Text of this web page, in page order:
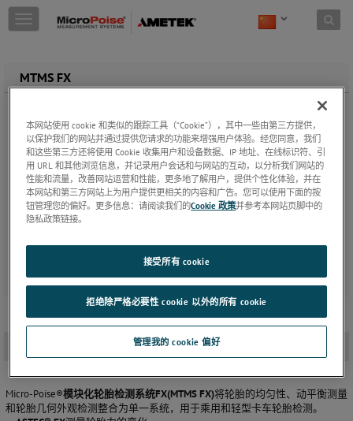
Skip to content
T
o
l
a
v
g
a
t
n
MTMS FX
Micro-Poise®模块化轮胎检测系统FX(MTMS FX)将轮胎的均匀性、 动平衡测量
和轮胎几何外观检测整合为单一系统，用于乘用和轻型卡车轮胎检测。
本网站使用 cookie 和类似的跟踪工具（“Cookie”），其中一些由第三方提供，
以保护我们的网站并通过提供您请求的功能来增强用户体验。经您同意，我们
和这些第三方还将使用 Cookie 收集用户和设备数据、IP 地址、在线标识符、引
用 URL 和其他浏览信息，并记录用户会话和与网站的互动，以分析我们网站的
性能和流量，改善网站运营和性能，更多地了解用户，提供个性化体验，并在
本网站和第三方网站上为用户提供更相关的内容和广告。您可以使用下面的按
钮管理您的偏好。更多信息：请阅读我们的Cookie 政策并参考本网站页脚中的
隐私政策链接。
管理我的 cookie 偏好
拒绝除严格必要性 cookie 以外的所有 cookie
接受所有 cookie